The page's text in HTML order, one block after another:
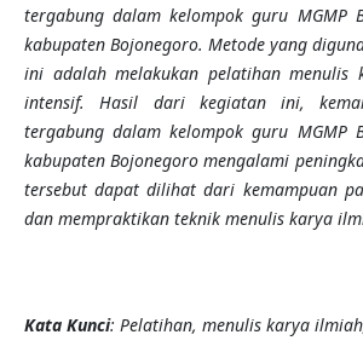
tergabung dalam kelompok guru MGMP
kabupaten Bojonegoro. Metode yang
ini adalah melakukan pelatihan menulis
intensif. Hasil dari kegiatan ini,
tergabung dalam kelompok guru MGMP
kabupaten Bojonegoro mengalami
tersebut dapat dilihat dari kemampuan
dan mempraktikan teknik menulis karya
Kata Kunci: Pelatihan, menulis karya